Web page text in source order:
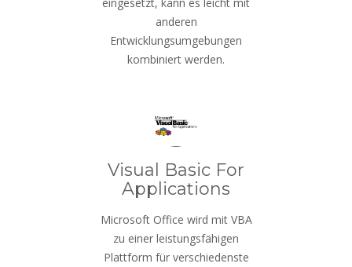
anderen
Entwicklungsumgebungen
kombiniert werden.
Visual Basic For
Applications
Microsoft Office wird mit VBA
zu einer leistungsfähigen
Plattform für verschiedenste